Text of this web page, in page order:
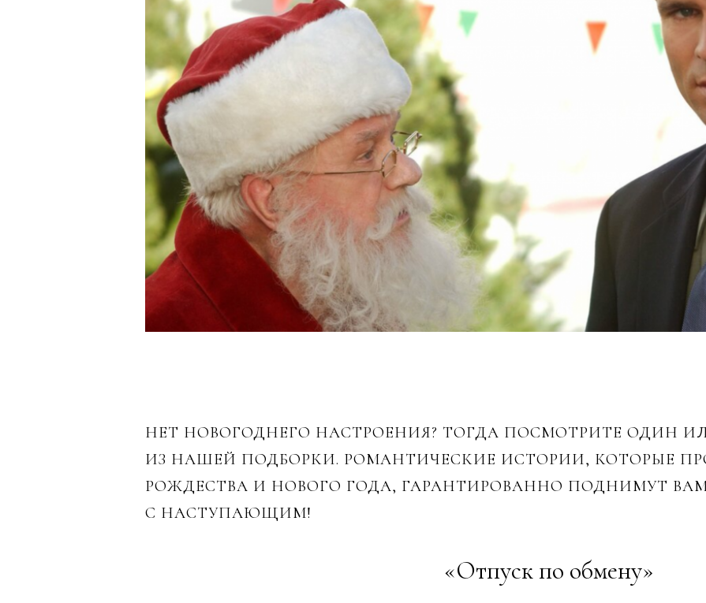
НЕТ НОВОГОДНЕГО НАСТРОЕНИЯ? ТОГДА ПОСМОТРИТЕ ОДИН
ИЗ НАШЕЙ ПОДБОРКИ. РОМАНТИЧЕСКИЕ ИСТОРИИ, КОТОРЫЕ
РОЖДЕСТВА И НОВОГО ГОДА, ГАРАНТИРОВАННО ПОДНИМУТ
С НАСТУПАЮЩИМ!
«Отпуск по обмену»